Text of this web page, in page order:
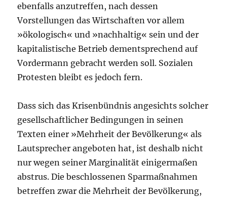
ebenfalls anzutreffen, nach dessen
Vorstellungen das Wirtschaften vor allem
»ökologisch« und »nachhaltig« sein und der
kapitalistische Betrieb dementsprechend auf
Vordermann gebracht werden soll. Sozialen
Protesten bleibt es jedoch fern.
Dass sich das Krisenbündnis angesichts solcher
gesellschaftlicher Bedingungen in seinen
Texten einer »Mehrheit der Bevölkerung« als
Lautsprecher angeboten hat, ist deshalb nicht
nur wegen seiner Marginalität einigermaßen
abstrus. Die beschlossenen Sparmaßnahmen
betreffen zwar die Mehrheit der Bevölkerung,